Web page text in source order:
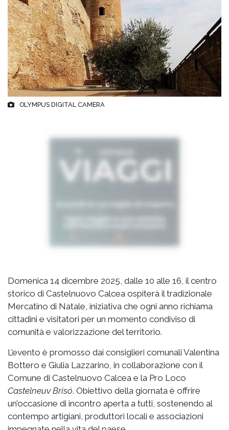
OLYMPUS DIGITAL CAMERA
Domenica 14 dicembre 2025, dalle 10 alle 16, il centro
storico di Castelnuovo Calcea ospiterà il tradizionale
Mercatino di Natale, iniziativa che ogni anno richiama
cittadini e visitatori per un momento condiviso di
comunità e valorizzazione del territorio.
L’evento è promosso dai consiglieri comunali Valentina
Bottero e Giulia Lazzarino, in collaborazione con il
Comune di Castelnuovo Calcea e la Pro Loco
Castelneuv Brisó. Obiettivo della giornata è offrire
un’occasione di incontro aperta a tutti, sostenendo al
contempo artigiani, produttori locali e associazioni